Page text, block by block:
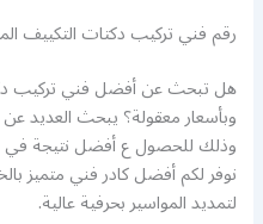
رقم فني تركيب دكتات التكييف
هل تبحث عن أفضل فني تركيب
وبأسعار معقولة؟ يبحث العديد
وذلك للحصول ع أفضل نتيجة في
نوفر لكم أفضل كادر فني متميز
لتمديد المواسير بحرفية عالية.